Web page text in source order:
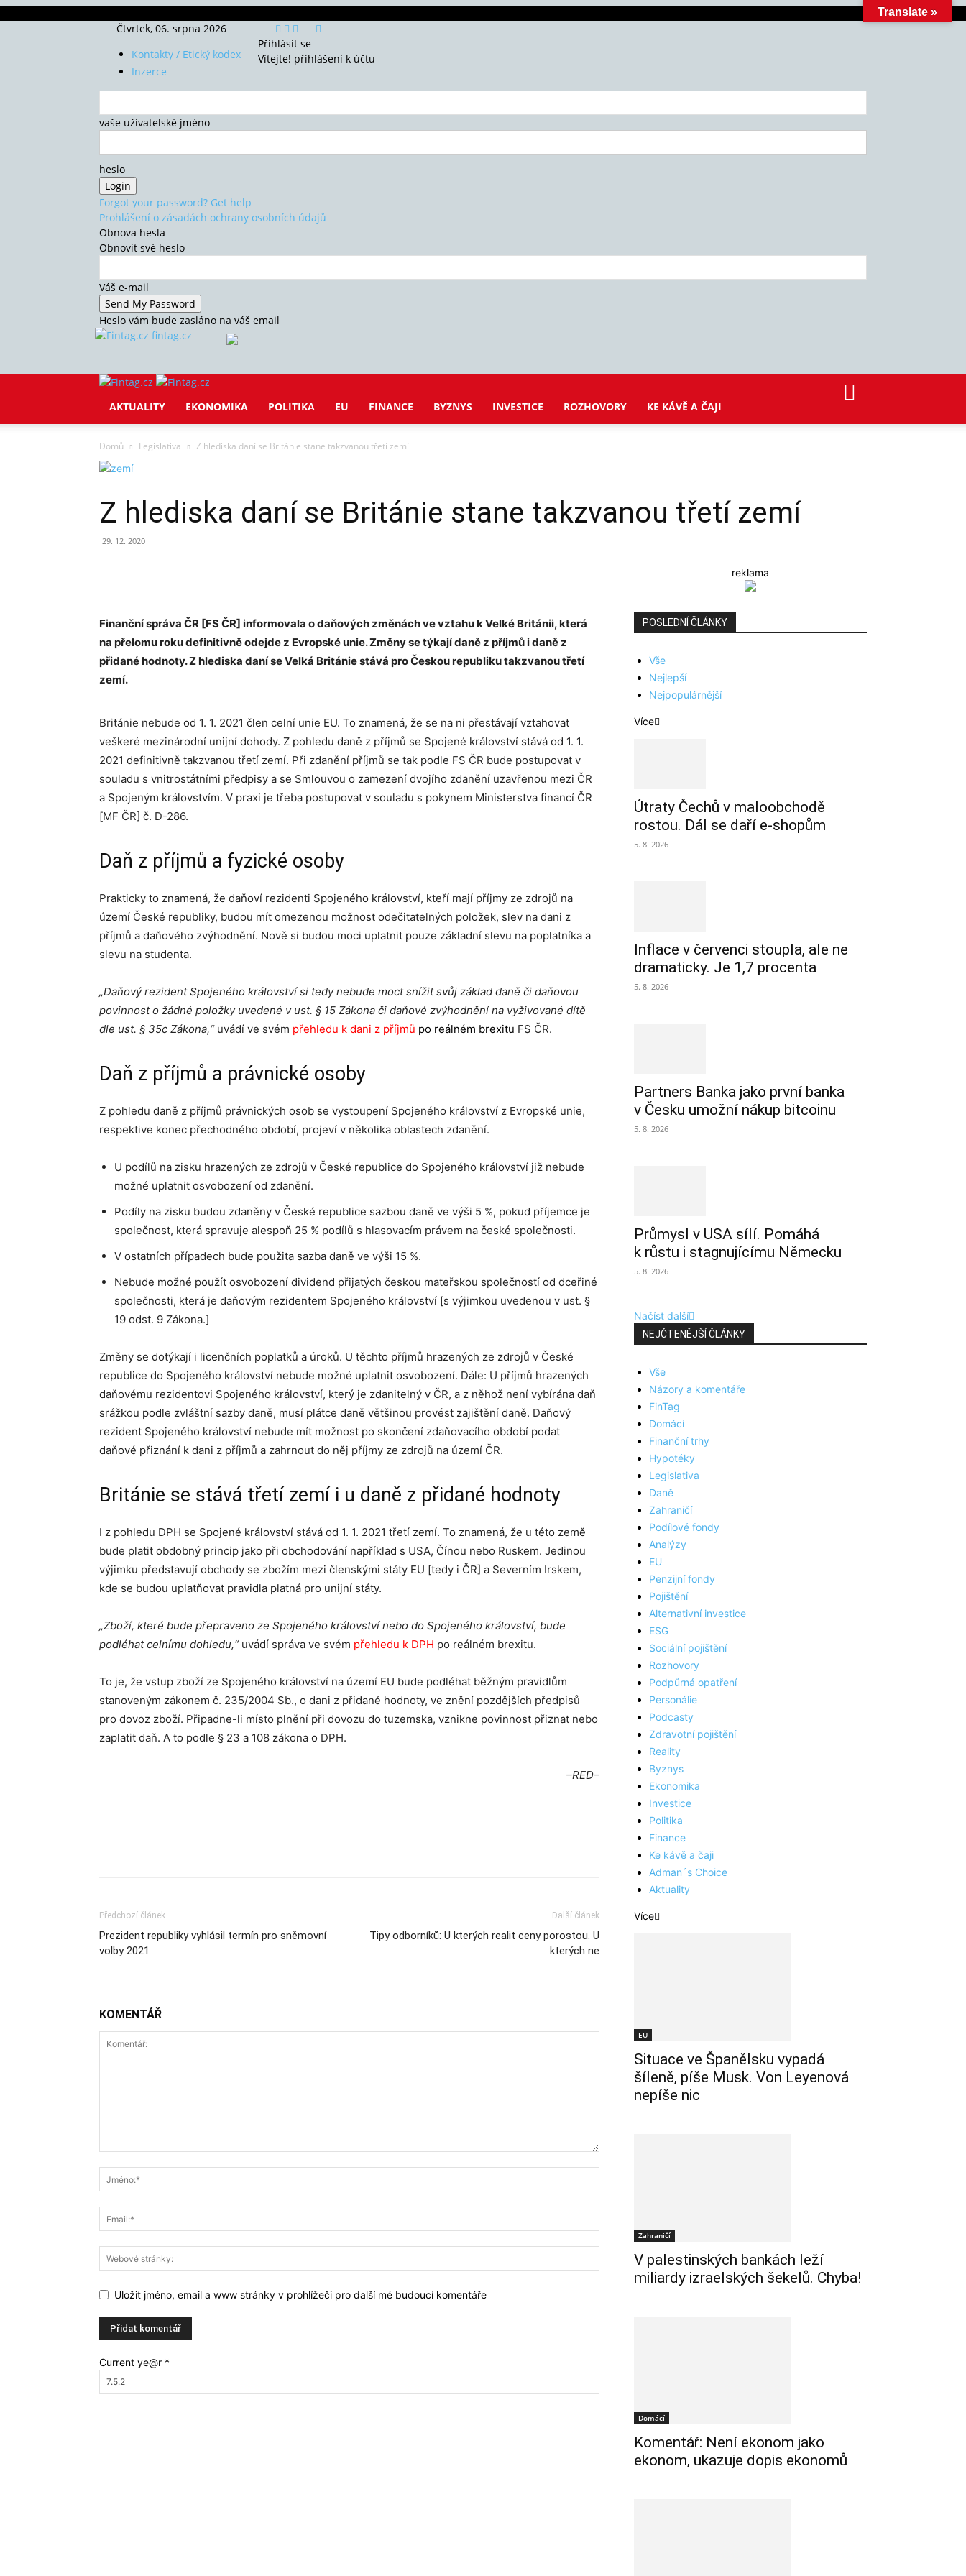
Čtvrtek, 06. srpna 2026
Kontakty / Etický kodex
Inzerce
Přihlásit se
Vítejte! přihlášení k účtu
vaše uživatelské jméno
heslo
Forgot your password? Get help
Prohlášení o zásadách ochrany osobních údajů
Obnova hesla
Obnovit své heslo
Váš e-mail
Heslo vám bude zasláno na váš email
fintag.cz
AKTUALITY EKONOMIKA POLITIKA EU FINANCE BYZNYS INVESTICE ROZHOVORY KE KÁVĚ A ČAJI
Domů Legislativa Z hlediska daní se Británie stane takzvanou třetí zemí
Z hlediska daní se Británie stane takzvanou třetí zemí
29. 12. 2020
Finanční správa ČR [FS ČR] informovala o daňových změnách ve vztahu k Velké Británii, která
na přelomu roku definitivně odejde z Evropské unie. Změny se týkají daně z příjmů i daně z
přidané hodnoty. Z hlediska daní se Velká Británie stává pro Českou republiku takzvanou třetí
zemí.
Británie nebude od 1. 1. 2021 člen celní unie EU. To znamená, že se na ni přestávají vztahovat
veškeré mezinárodní unijní dohody. Z pohledu daně z příjmů se Spojené království stává od 1. 1.
2021 definitivně takzvanou třetí zemí. Při zdanění příjmů se tak podle FS ČR bude postupovat v
souladu s vnitrostátními předpisy a se Smlouvou o zamezení dvojího zdanění uzavřenou mezi ČR
a Spojeným královstvím. V praxi je třeba postupovat v souladu s pokynem Ministerstva financí ČR
[MF ČR] č. D-286.
Daň z příjmů a fyzické osoby
Prakticky to znamená, že daňoví rezidenti Spojeného království, kteří mají příjmy ze zdrojů na
území České republiky, budou mít omezenou možnost odečitatelných položek, slev na dani z
příjmů a daňového zvýhodnění. Nově si budou moci uplatnit pouze základní slevu na poplatníka a
slevu na studenta.
„Daňový rezident Spojeného království si tedy nebude moct snížit svůj základ daně či daňovou
povinnost o žádné položky uvedené v ust. § 15 Zákona či daňové zvýhodnění na vyživované dítě
dle ust. § 35c Zákona,“ uvádí ve svém přehledu k dani z příjmů po reálném brexitu FS ČR.
Daň z příjmů a právnické osoby
Z pohledu daně z příjmů právnických osob se vystoupení Spojeného království z Evropské unie,
respektive konec přechodného období, projeví v několika oblastech zdanění.
U podílů na zisku hrazených ze zdrojů v České republice do Spojeného království již nebude
možné uplatnit osvobození od zdanění.
Podíly na zisku budou zdaněny v České republice sazbou daně ve výši 5 %, pokud příjemce je
společnost, která spravuje alespoň 25 % podílů s hlasovacím právem na české společnosti.
V ostatních případech bude použita sazba daně ve výši 15 %.
Nebude možné použít osvobození dividend přijatých českou mateřskou společností od dceřiné
společnosti, která je daňovým rezidentem Spojeného království [s výjimkou uvedenou v ust. §
19 odst. 9 Zákona.]
Změny se dotýkají i licenčních poplatků a úroků. U těchto příjmů hrazených ze zdrojů v České
republice do Spojeného království nebude možné uplatnit osvobození. Dále: U příjmů hrazených
daňovému rezidentovi Spojeného království, který je zdanitelný v ČR, a z něhož není vybírána daň
srážkou podle zvláštní sazby daně, musí plátce daně většinou provést zajištění daně. Daňový
rezident Spojeného království nebude mít možnost po skončení zdaňovacího období podat
daňové přiznání k dani z příjmů a zahrnout do něj příjmy ze zdrojů na území ČR.
Británie se stává třetí zemí i u daně z přidané hodnoty
I z pohledu DPH se Spojené království stává od 1. 1. 2021 třetí zemí. To znamená, že u této země
bude platit obdobný princip jako při obchodování například s USA, Čínou nebo Ruskem. Jedinou
výjimku představují obchody se zbožím mezi členskými státy EU [tedy i ČR] a Severním Irskem,
kde se budou uplatňovat pravidla platná pro unijní státy.
„Zboží, které bude přepraveno ze Spojeného království nebo do Spojeného království, bude
podléhat celnímu dohledu,“ uvádí správa ve svém přehledu k DPH po reálném brexitu.
To je, že vstup zboží ze Spojeného království na území EU bude podléhat běžným pravidlům
stanoveným zákonem č. 235/2004 Sb., o dani z přidané hodnoty, ve znění pozdějších předpisů
pro dovoz zboží. Připadne-li místo plnění při dovozu do tuzemska, vznikne povinnost přiznat nebo
zaplatit daň. A to podle § 23 a 108 zákona o DPH.
–RED–
Předchozí článek
Prezident republiky vyhlásil termín pro sněmovní
volby 2021
Další článek
Tipy odborníků: U kterých realit ceny porostou. U
kterých ne
KOMENTÁŘ
Uložit jméno, email a www stránky v prohlížeči pro další mé budoucí komentáře
Current ye@r *
reklama
POSLEDNÍ ČLÁNKY
Vše
Nejlepší
Nejpopulárnější
Více
Útraty Čechů v maloobchodě
rostou. Dál se daří e-shopům
5. 8. 2026
Inflace v červenci stoupla, ale ne
dramaticky. Je 1,7 procenta
5. 8. 2026
Partners Banka jako první banka
v Česku umožní nákup bitcoinu
5. 8. 2026
Průmysl v USA sílí. Pomáhá
k růstu i stagnujícímu Německu
5. 8. 2026
Načíst další
NEJČTENĚJŠÍ ČLÁNKY
Vše
Názory a komentáře
FinTag
Domácí
Finanční trhy
Hypotéky
Legislativa
Daně
Zahraničí
Podílové fondy
Analýzy
EU
Penzijní fondy
Pojištění
Alternativní investice
ESG
Sociální pojištění
Rozhovory
Podpůrná opatření
Personálie
Podcasty
Zdravotní pojištění
Reality
Byznys
Ekonomika
Investice
Politika
Finance
Ke kávě a čaji
Adman´s Choice
Aktuality
Více
EU
Situace ve Španělsku vypadá
šíleně, píše Musk. Von Leyenová
nepíše nic
Zahraničí
V palestinských bankách leží
miliardy izraelských šekelů. Chyba!
Domácí
Komentář: Není ekonom jako
ekonom, ukazuje dopis ekonomů
Translate »